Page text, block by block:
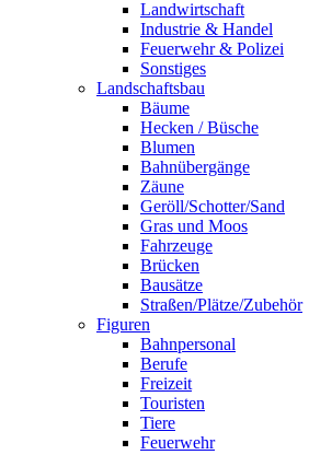
Landwirtschaft
Industrie & Handel
Feuerwehr & Polizei
Sonstiges
Landschaftsbau
Bäume
Hecken / Büsche
Blumen
Bahnübergänge
Zäune
Geröll/Schotter/Sand
Gras und Moos
Fahrzeuge
Brücken
Bausätze
Straßen/Plätze/Zubehör
Figuren
Bahnpersonal
Berufe
Freizeit
Touristen
Tiere
Feuerwehr